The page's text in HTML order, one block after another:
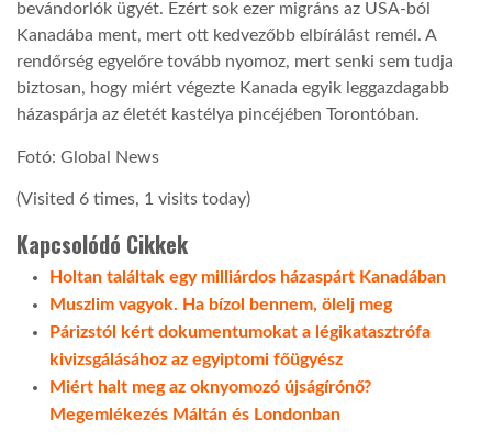
bevándorlók ügyét. Ezért sok ezer migráns az USA-ból
Kanadába ment, mert ott kedvezőbb elbírálást remél. A
rendőrség egyelőre tovább nyomoz, mert senki sem tudja
biztosan, hogy miért végezte Kanada egyik leggazdagabb
házaspárja az életét kastélya pincéjében Torontóban.
Fotó: Global News
(Visited 6 times, 1 visits today)
Kapcsolódó Cikkek
Holtan találtak egy milliárdos házaspárt Kanadában
Muszlim vagyok. Ha bízol bennem, ölelj meg
Párizstól kért dokumentumokat a légikatasztrófa
kivizsgálásához az egyiptomi főügyész
Miért halt meg az oknyomozó újságírónő?
Megemlékezés Máltán és Londonban